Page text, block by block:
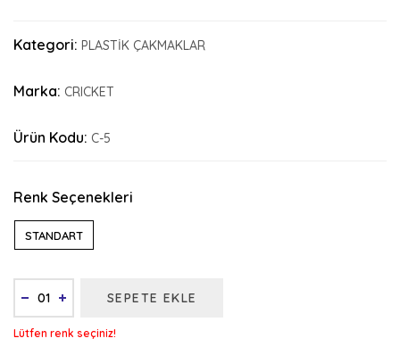
Kategori: PLASTİK ÇAKMAKLAR
Marka: CRICKET
Ürün Kodu: C-5
Renk Seçenekleri
STANDART
SEPETE EKLE
Lütfen renk seçiniz!